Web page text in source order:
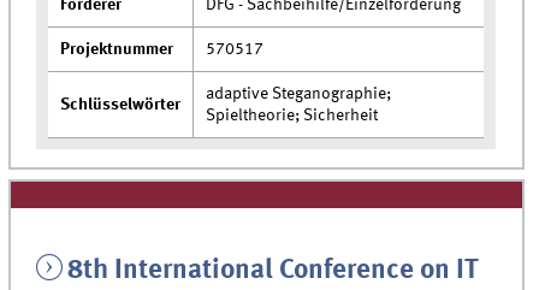
Förderer DFG - Sachbeihilfe/Einzelförderung
Projektnummer 570517
Schlüsselwörter
adaptive Steganographie;
Spieltheorie; Sicherheit
8th International Conference on IT